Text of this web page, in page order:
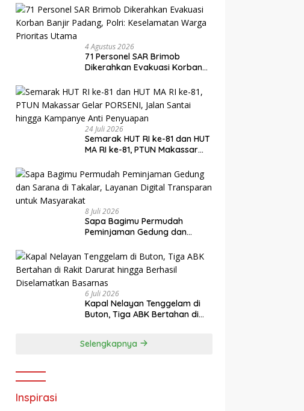
4 Agustus 2026
71 Personel SAR Brimob
Dikerahkan Evakuasi Korban
Keselamatan Warga Prioritas
Utama
24 Juli 2026
Semarak HUT RI ke-81 dan HUT
MA RI ke-81, PTUN Makassar
hingga Kampanye Anti
Penyuapan
8 Juli 2026
Sapa Bagimu Permudah
Peminjaman Gedung dan
Digital Transparan untuk
Masyarakat
6 Juli 2026
Kapal Nelayan Tenggelam di
Buton, Tiga ABK Bertahan di
Selengkapnya
Inspirasi